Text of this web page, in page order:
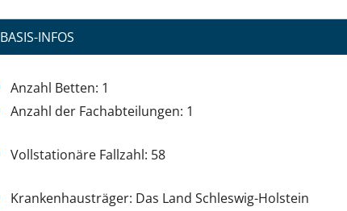
BASIS-INFOS
Anzahl Betten: 1
Anzahl der Fachabteilungen: 1
Vollstationäre Fallzahl: 58
Krankenhausträger: Das Land Schleswig-Holstein